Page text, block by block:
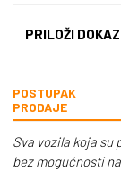
PRILOŽI
POSTUPAK
PRODAJE
Sva vozila koja su
bez mogućnosti